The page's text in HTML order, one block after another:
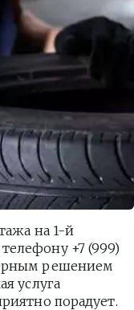
на 1-й
+7 (999)
решением
услуга
порадует.